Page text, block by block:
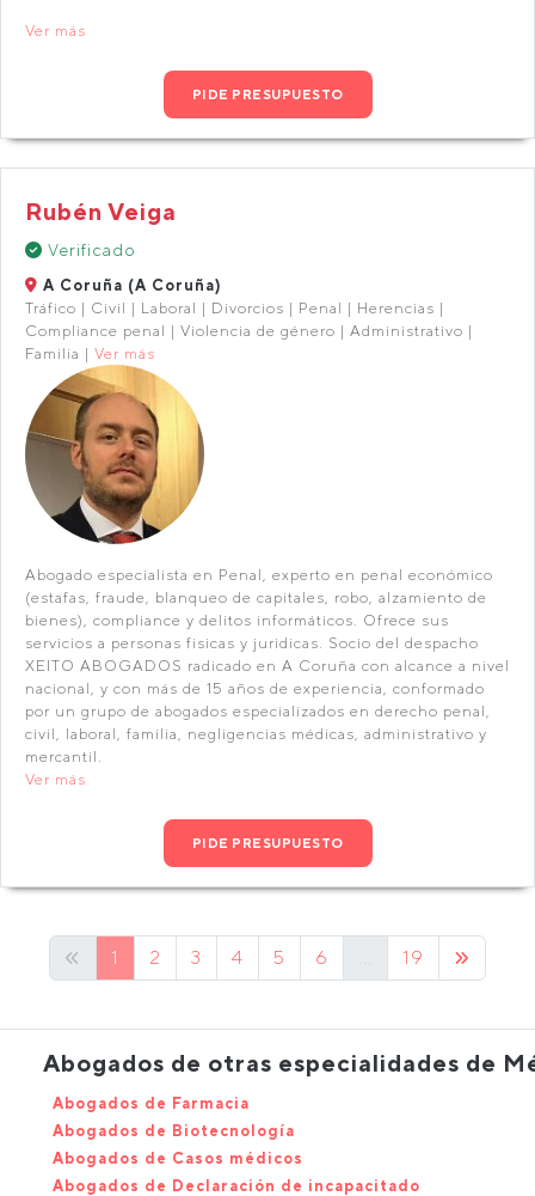
Ver más
PIDE PRESUPUESTO
Rubén Veiga
Verificado
A Coruña (A Coruña)
Tráfico | Civil | Laboral | Divorcios | Penal | Herencias |
Compliance penal | Violencia de género | Administrativo |
Familia | Ver más
Abogado especialista en Penal, experto en penal económico
(estafas, fraude, blanqueo de capitales, robo, alzamiento de
bienes), compliance y delitos informáticos. Ofrece sus
servicios a personas fisicas y juridicas. Socio del despacho
XEITO ABOGADOS radicado en A Coruña con alcance a nivel
nacional, y con más de 15 años de experiencia, conformado
por un grupo de abogados especializados en derecho penal,
civil, laboral, familia, negligencias médicas, administrativo y
mercantil.
Ver más
PIDE PRESUPUESTO
1 2 3 4 5 6 ... 19
Abogados de otras especialidades de
Abogados de Farmacia
Abogados de Biotecnología
Abogados de Casos médicos
Abogados de Declaración de incapacitado